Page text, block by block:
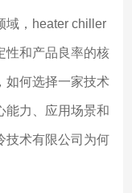
域，heater chiller
性和产品良率的核
如何选择一家技术
能力、应用场景和
技术有限公司为何